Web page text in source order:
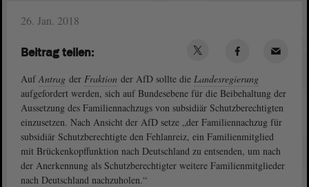
26. Jan. 2018
AufAntrag der Fraktion der AfD sollte die Landesregierung
aufgefordert werden, sich auf Bundesebene für die Beibehaltung der
Aussetzung des Familiennachzugs von subsidiär Schutzberechtigten
einzusetzen. Nach Ansicht der AfD setze „der Familiennachzug für
subsidiär Schutzberechtigte den Fehlanreiz, ein Familienmitglied
mit Brückenkopffunktion nach Deutschland zu entsenden, um nach
der Anerkennung als Schutzberechtigter weitere Familienmitglieder
nach Deutschland nachzuholen.“
Beitrag teilen: